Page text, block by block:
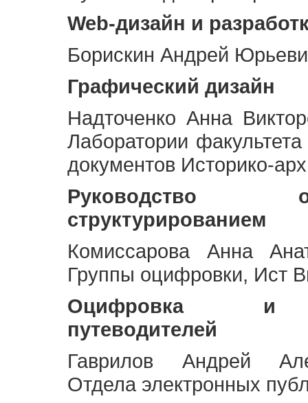
Web-дизайн и
Борискин Андрей
Графический дизайн
Надточенко Анна
Лаборатории
документов Историко-
Руководство
структурированием
Комиссарова Анна
Группы оцифровки, Ист
Оцифровка и
путеводителей
Гаврилов Андрей
Отдела электронных